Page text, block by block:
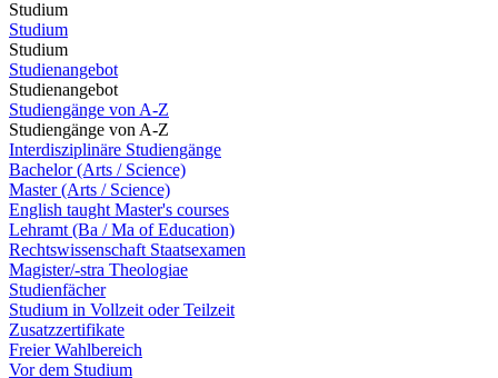
Studium
Studium
Studium
Studienangebot
Studienangebot
Studiengänge von A-Z
Studiengänge von A-Z
Interdisziplinäre Studiengänge
Bachelor (Arts / Science)
Master (Arts / Science)
English taught Master's courses
Lehramt (Ba / Ma of Education)
Rechtswissenschaft Staatsexamen
Magister/-stra Theologiae
Studienfächer
Studium in Vollzeit oder Teilzeit
Zusatzzertifikate
Freier Wahlbereich
Vor dem Studium